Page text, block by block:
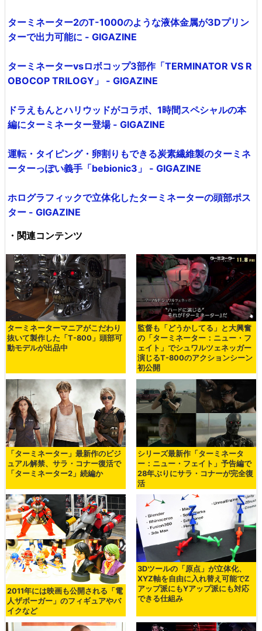
ターミネーター2のT-1000のような液体金属が3Dプリン
ターで出力可能に - GIGAZINE
ターミネーターvsロボコップ3部作「TERMINATOR VS R
OBOCOP TRILOGY」 - GIGAZINE
ドラえもんとハリウッドがコラボ、1時間スペシャルの本
編にターミネーター登場 - GIGAZINE
運転・タイピング・卵割りもできる炭素繊維製のターミネ
ーターっぽい義手「bebionic3」 - GIGAZINE
ホログラフィックで立体化したターミネーターの頭部ポス
ター - GIGAZINE
・関連コンテンツ
ターミネーターマニアがこだわり
抜いて製作した「T-800」頭部可
動モデルが出品中
監督も「どうかしてる」と大興奮
の「ターミネーター：ニュー・フ
ェイト」でシュワルツェネッガー
演じるT-800のアクションシーン
初公開
「ターミネーター」最新作のビジ
ュアル解禁、サラ・コナー復活で
「ターミネーター2」続編か
シリーズ最新作「ターミネータ
ー：ニュー・フェイト」予告編で
28年ぶりにサラ・コナーが完全復
活
2011年には映画も公開される「電
人ザボーガー」のフィギュアやバ
イクなど
3Dツールの「原点」が立体化、
XYZ軸を自由に入れ替え可能でZ
アップ派にもYアップ派にも対応
できる仕組み